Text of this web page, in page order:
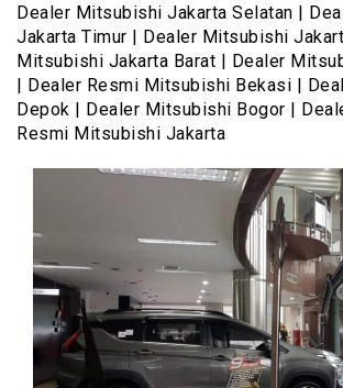
Dealer Mitsubishi Jakarta Selatan |
Jakarta Timur | Dealer Mitsubishi
Mitsubishi Jakarta Barat | Dealer
| Dealer Resmi Mitsubishi Bekasi |
Depok | Dealer Mitsubishi Bogor |
Resmi Mitsubishi Jakarta